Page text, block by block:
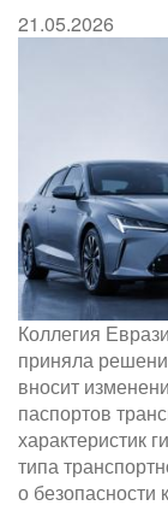
21.05.2026
Коллегия
приняла
вносит
паспортов
характеристик
типа
о безопасности